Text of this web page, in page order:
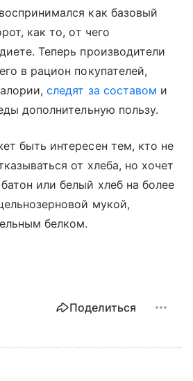
как базовый
как то, от чего
Теперь производители
в рацион покупателей,
следят за составом и
дополнительную пользу.
быть интересен тем, кто не
от хлеба, но хочет
или белый хлеб на более
мукой,
белком.
Поделиться